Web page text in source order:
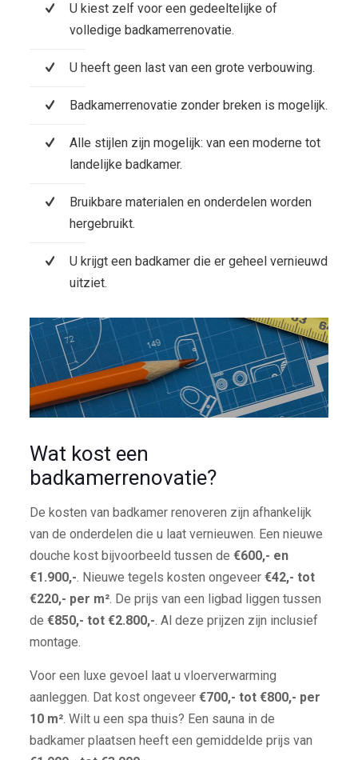
U kiest zelf voor een gedeeltelijke of
volledige badkamerrenovatie.
U heeft geen last van een grote verbouwing.
Badkamerrenovatie zonder breken is mogelijk.
Alle stijlen zijn mogelijk: van een moderne tot
landelijke badkamer.
Bruikbare materialen en onderdelen worden
hergebruikt.
U krijgt een badkamer die er geheel vernieuwd
uitziet.
Wat kost een
badkamerrenovatie?
De kosten van badkamer renoveren zijn afhankelijk
van de onderdelen die u laat vernieuwen. Een nieuwe
douche kost bijvoorbeeld tussen de €600,- en
€1.900,-. Nieuwe tegels kosten ongeveer €42,- tot
€220,- per m². De prijs van een ligbad liggen tussen
de €850,- tot €2.800,-. Al deze prijzen zijn inclusief
montage.
Voor een luxe gevoel laat u vloerverwarming
aanleggen. Dat kost ongeveer €700,- tot €800,- per
10 m². Wilt u een spa thuis? Een sauna in de
badkamer plaatsen heeft een gemiddelde prijs van